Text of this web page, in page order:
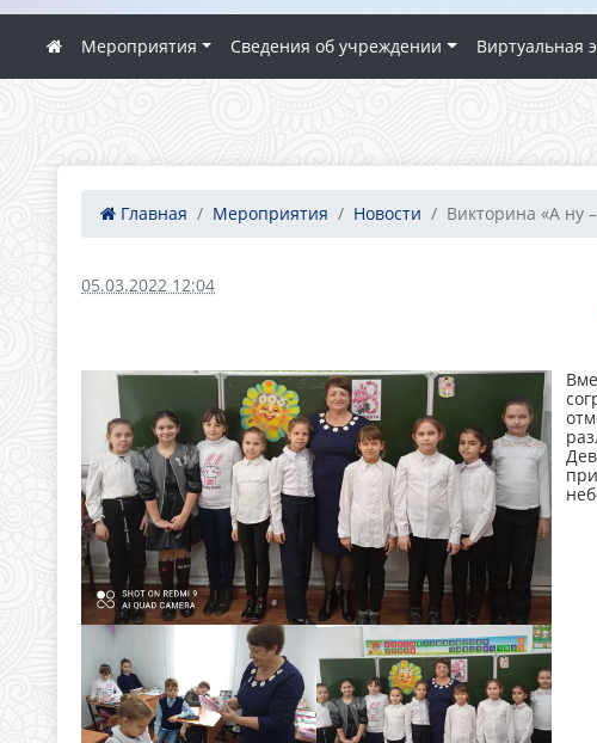
Мероприятия Сведения об учреждении Виртуальная
Главная Мероприятия Новости Викторина «А ну
05.03.2022 12:04